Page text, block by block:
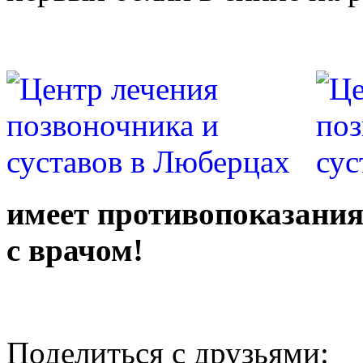
имеет
с врачом!
Поделиться с друзьями: